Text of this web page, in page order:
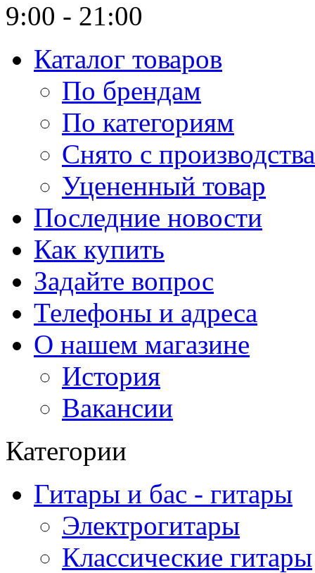
9:00 - 21:00
Каталог товаров
По брендам
По категориям
Снято с производства
Уцененный товар
Последние новости
Как купить
Задайте вопрос
Телефоны и адреса
О нашем магазине
История
Вакансии
Категории
Гитары и бас - гитары
Электрогитары
Классические гитары